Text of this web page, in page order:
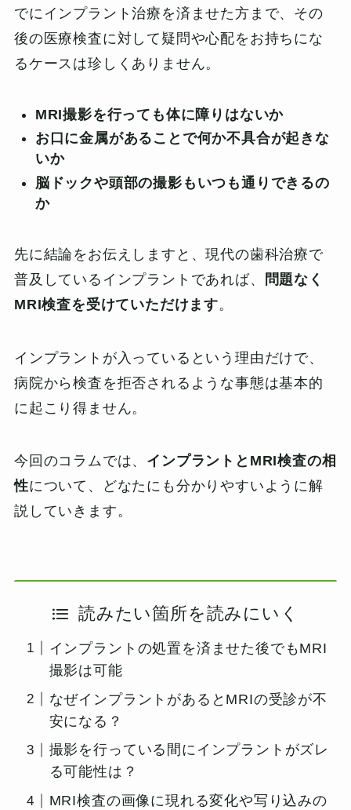
でにインプラント治療を済ませた方まで、その
後の医療検査に対して疑問や心配をお持ちにな
るケースは珍しくありません。
MRI撮影を行っても体に障りはないか
お口に金属があることで何か不具合が起きな
いか
脳ドックや頭部の撮影もいつも通りできるの
か
先に結論をお伝えしますと、現代の歯科治療で
普及しているインプラントであれば、
問題なく
MRI検査を受けていただけます。
インプラントが入っているという理由だけで、
病院から検査を拒否されるような事態は基本的
に起こり得ません。
今回のコラムでは、 インプラントとMRI検査の相
性について、どなたにも分かりやすいように解
説していきます。
読みたい箇所を読みにいく
インプラントの処置を済ませた後でもMRI
撮影は可能
なぜインプラントがあるとMRIの受診が不
安になる？
撮影を行っている間にインプラントがズレ
る可能性は？
MRI検査の画像に現れる変化や写り込みの